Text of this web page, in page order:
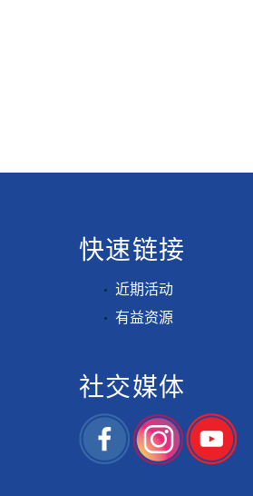
快速链接
近期活动
有益资源
社交媒体